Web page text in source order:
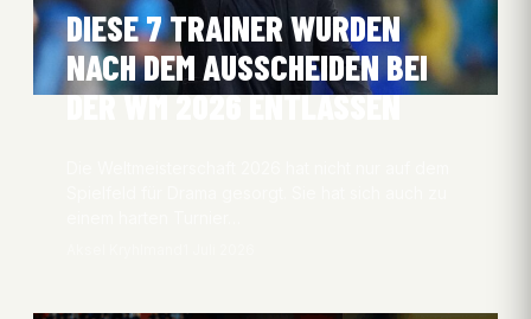
DIESE 7 TRAINER WURDEN
NACH DEM AUSSCHEIDEN BEI
DER WM 2026 ENTLASSEN